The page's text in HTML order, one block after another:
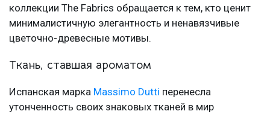
коллекции The Fabrics обращается к тем, кто ценит
минималистичную элегантность и ненавязчивые
цветочно-древесные мотивы.
Ткань, ставшая ароматом
Испанская марка Massimo Dutti перенесла
утонченность своих знаковых тканей в мир